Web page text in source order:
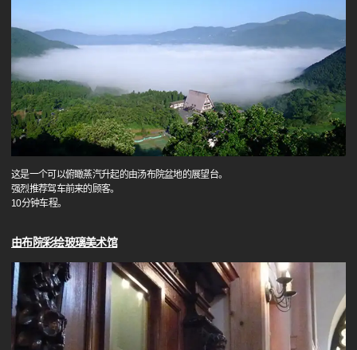
这是一个可以俯瞰蒸汽升起的由汤布院盆地的展望台。
强烈推荐驾车前来的顾客。
10分钟车程。
由布院彩绘玻璃美术馆